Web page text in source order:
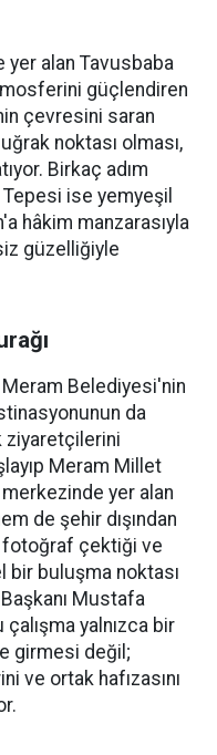
yer alan Tavusbaba
güçlendiren
çevresini saran
noktası olması,
Birkaç adım
ise yemyeşil
hâkim manzarasıyla
güzelliğiyle
Belediyesi'nin
da
ziyaretçilerini
Meram Millet
yer alan
de şehir dışından
fotoğraf çektiği ve
bir buluşma noktası
Mustafa
yalnızca bir
girmesi değil;
ve ortak hafızasını